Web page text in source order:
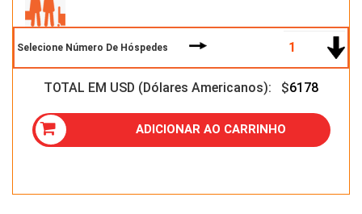
Selecione Número De Hóspedes
TOTAL EM USD (Dólares Americanos): $6178
ADICIONAR AO CARRINHO